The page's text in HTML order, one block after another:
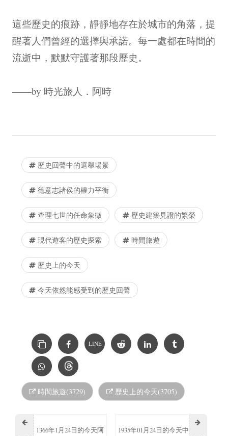
這些歷史的痕跡，靜靜地存在於城市的角落，提
醒著人們曾經的選擇與承諾。每一處都在時間的
流逝中，默默守護著那段歷史。
——by 時光旅人．阿時
歷史回聲中的選舉場景
德意志諸侯的權力平衡
查理七世的任命象徵 歷史建築見證的繁榮
現代遊客的歷史探索 時間旅遊
歷史上的今天
今天依然能感受到的歷史回聲
LINE
時間旅遊(3729) 歷史上的今天(3705)
1366年1月24日的今天阿 1935年01月24日的今天中